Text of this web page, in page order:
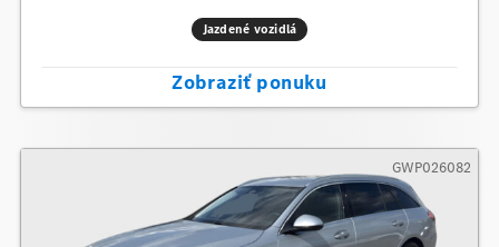
Jazdené vozidlá
Zobraziť ponuku
GWP026082